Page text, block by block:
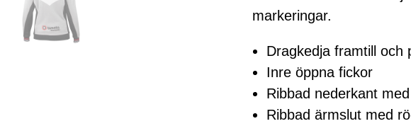
markeringar.
Dragkedja framtill och
Inre öppna fickor
Ribbad nederkant
Ribbad ärmslut med